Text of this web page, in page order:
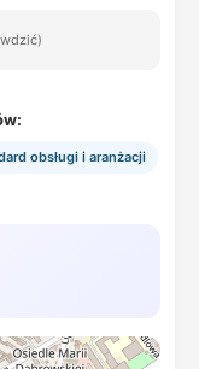
obsługi i aranżacji